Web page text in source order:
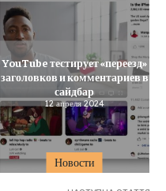
Новости
YouTube тестирует «переезд»
заголовков и комментариев в
сайдбар
12 апреля 2024